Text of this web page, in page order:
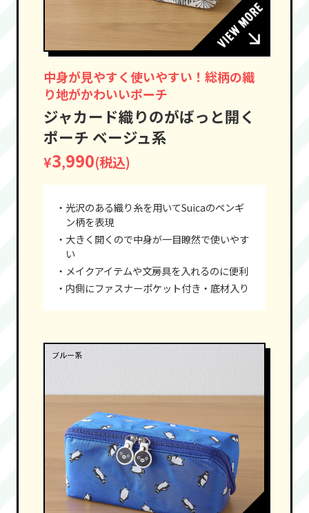
中身が見やすく使いやすい！総柄の織
り地がかわいいポーチ
ジャカード織りのがばっと開く
ポーチ ベージュ系
¥3,990(税込)
・光沢のある織り糸を用いてSuicaのペンギ
ン柄を表現
・大きく開くので中身が一目瞭然で使いやす
い
・メイクアイテムや文房具を入れるのに便利
・内側にファスナーポケット付き・底材入り